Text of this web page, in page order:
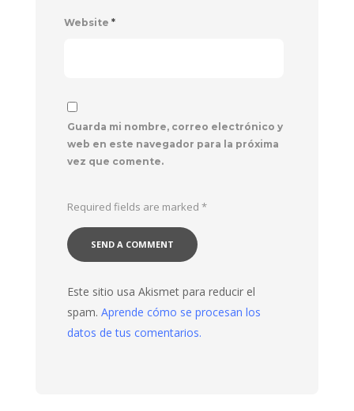
Website *
Guarda mi nombre, correo electrónico y
web en este navegador para la próxima
vez que comente.
Required fields are marked *
Este sitio usa Akismet para reducir el
spam. Aprende cómo se procesan los
datos de tus comentarios.